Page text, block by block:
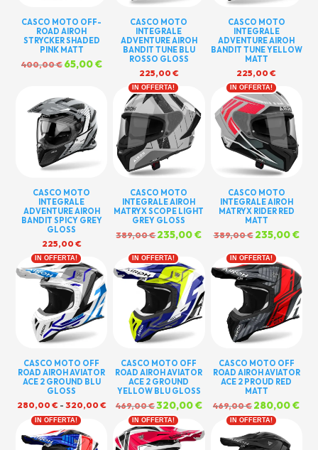
CASCO MOTO OFF-
ROAD AIROH
STRYCKER SHADED
PINK MATT
400,00€ Il
era:
400,00 €.
65,00€Il
attuale
65,00 €.
CASCO MOTO
INTEGRALE
ADVENTURE AIROH
BANDIT TUNE BLU
ROSSO GLOSS
225,00 €
CASCO MOTO
INTEGRALE
ADVENTURE AIROH
BANDIT TUNE YELLOW
MATT
225,00€
CASCO MOTO
INTEGRALE
ADVENTURE AIROH
BANDIT SPICY GREY
GLOSS
225,00 €
IN OFFERTA!
CASCO MOTO
INTEGRALE AIROH
MATRYX SCOPE LIGHT
GREY GLOSS
389,00€Il
originale
era:
389,00 €.
235,00€Il
attuale
235,00 €.
IN OFFERTA!
CASCO MOTO
INTEGRALE AIROH
MATRYX RIDER RED
MATT
389,00€ Il
originale
era:
389,00 €.
235,00€Il
IN OFFERTA!
CASCO MOTO OFF
ROAD AIROH AVIATOR
ACE 2 GROUND BLU
GLOSS
280,00 € - 320,00 €Fascia
prezzo:
da
IN OFFERTA!
CASCO MOTO OFF
ROAD AIROH AVIATOR
ACE 2 GROUND
YELLOW BLU GLOSS
469,00€ Il
prezzo
originale
era:
320,00€Il
prezzo
attuale
è:
IN OFFERTA!
CASCO MOTO OFF
ROAD AIROH AVIATOR
ACE 2 PROUD RED
MATT
469,00€ Il
prezzo
originale
era:
280,00€Il
IN OFFERTA! IN OFFERTA! IN OFFERTA!